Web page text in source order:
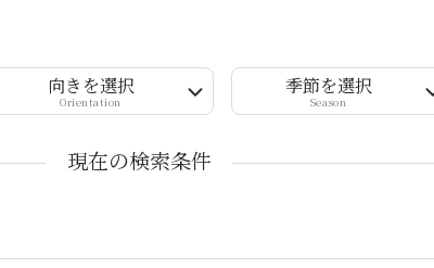
向きを選択
Orientation
季節を選択
Season
現在の検索条件